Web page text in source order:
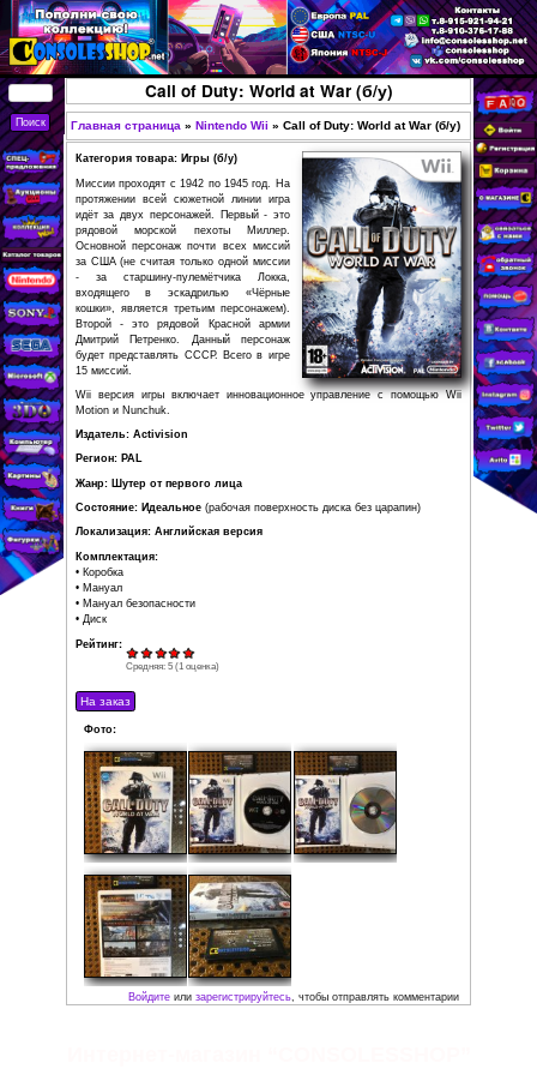
Перейти к основному
содержанию
КУПИТЬ
СОВРЕМЕННЫЕ И
РЕТРО ИГРОВЫЕ
ПРИСТАВКИ,
ИГРЫ, ФИГУРКИ,
РЕДКИЕ
КОЛЛЕКЦИОННЫЕ
ТОВАРЫ В
ИНТЕРНЕТ-
МАГАЗИНЕ
CONSOLESSHOP
Call of Duty: World at War
Вы здесь
Главная страница » Nintendo Wii » Call of Duty:
Категория товара: Игры (б/у)
Миссии проходят с 1942 по 1945 год. На
протяжении всей сюжетной линии игра
идёт за двух персонажей. Первый - это
рядовой морской пехоты Миллер.
Основной персонаж почти всех миссий
за США (не считая только одной миссии
- за старшину-пулемётчика Локка,
входящего в эскадрилью «Чёрные
кошки», является третьим персонажем).
Второй - это рядовой Красной армии
Дмитрий Петренко. Данный персонаж
будет представлять СССР. Всего в игре
15 миссий.
Wii версия игры включает инновационное
Motion и Nunchuk.
Регион: PAL
Жанр: Шутер от первого лица
Состояние: Идеальное
Локализация: Английская версия
Комплектация:
• Коробка
• Мануал
• Мануал безопасности
• Диск
Рейтинг:
Средняя:5 (1оценка)